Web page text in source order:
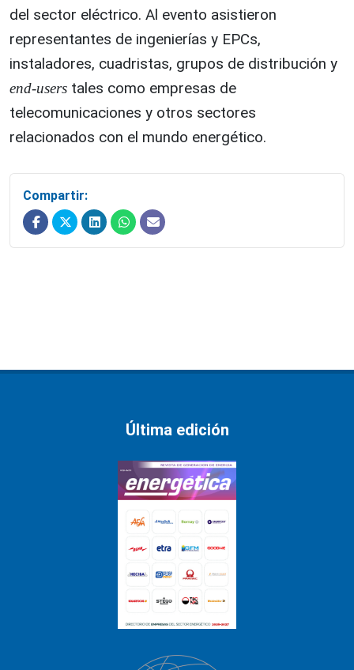
del sector eléctrico. Al evento asistieron
representantes de ingenierías y EPCs,
instaladores, cuadristas, grupos de distribución y
end-users tales como empresas de
telecomunicaciones y otros sectores
relacionados con el mundo energético.
Compartir:
Última edición